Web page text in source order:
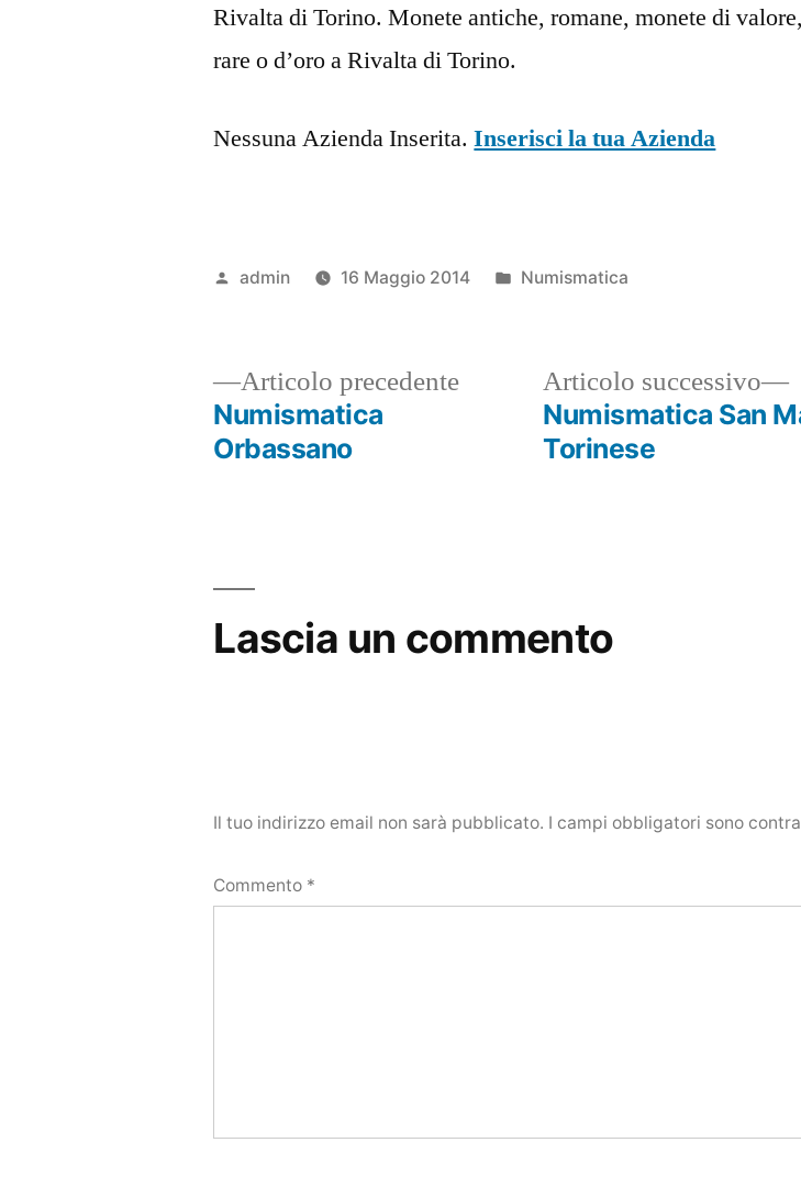
Rivalta di Torino. Monete antiche, romane, monete di
rare o d’oro a Rivalta di Torino.
Nessuna Azienda Inserita. Inserisci la tua Azienda
Pubblicato
admin 16 Maggio 2014
Pubblicato
Numismatica
Navigazione
Articolo precedenteArticolo
precedente:
Numismatica
Orbassano
Articolo successivo
Numismatica San
Torinese
Lascia un commento
Il tuo indirizzo email non sarà pubblicato. I campi obbligatori sono
Commento *